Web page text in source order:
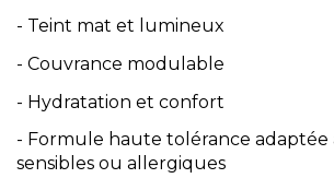
- Teint mat et lumineux
- Couvrance modulable
- Hydratation et confort
- Formule haute tolérance adaptée
sensibles ou allergiques